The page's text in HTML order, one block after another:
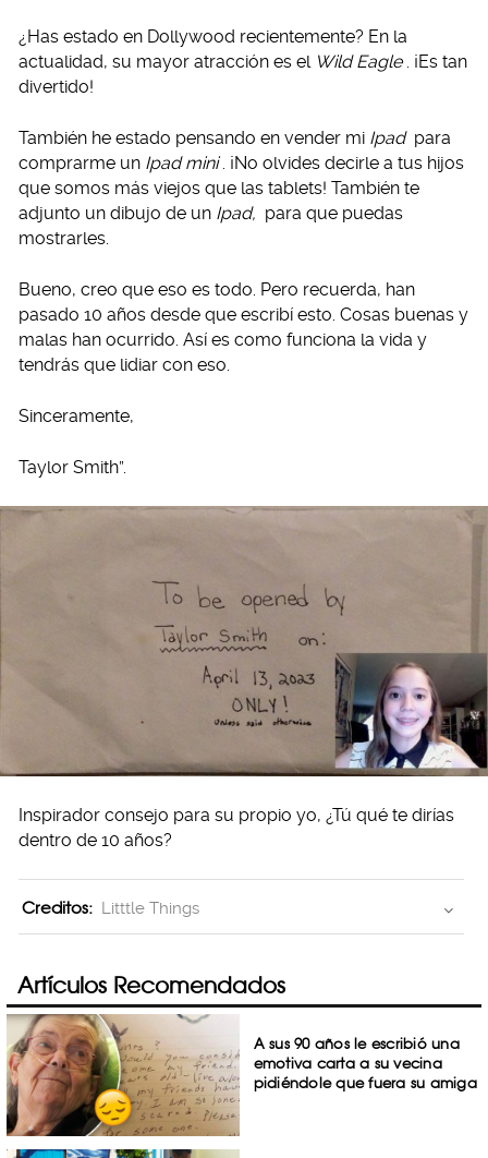
¿Has estado en Dollywood recientemente? En la
actualidad, su mayor atracción es el Wild Eagle . ¡Es tan
divertido!
También he estado pensando en vender mi Ipad para
comprarme un Ipad mini . ¡No olvides decirle a tus hijos
que somos más viejos que las tablets! También te
adjunto un dibujo de un Ipad, para que puedas
mostrarles.
Bueno, creo que eso es todo. Pero recuerda, han
pasado 10 años desde que escribí esto. Cosas buenas y
malas han ocurrido. Así es como funciona la vida y
tendrás que lidiar con eso.
Sinceramente,
Taylor Smith”.
Inspirador consejo para su propio yo, ¿Tú qué te dirías
dentro de 10 años?
Creditos: Litttle Things
Artículos Recomendados
A sus 90 años le escribió una
emotiva carta a su vecina
pidiéndole que fuera su amiga